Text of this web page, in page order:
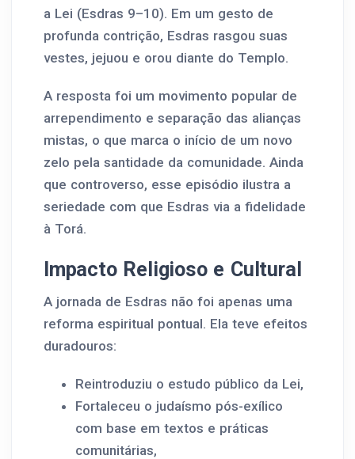
a Lei (Esdras 9–10). Em um gesto de
profunda contrição, Esdras rasgou suas
vestes, jejuou e orou diante do Templo.
A resposta foi um movimento popular de
arrependimento e separação das alianças
mistas, o que marca o início de um novo
zelo pela santidade da comunidade. Ainda
que controverso, esse episódio ilustra a
seriedade com que Esdras via a fidelidade
à Torá.
Impacto Religioso e Cultural
A jornada de Esdras não foi apenas uma
reforma espiritual pontual. Ela teve efeitos
duradouros:
Reintroduziu o estudo público da Lei,
Fortaleceu o judaísmo pós-exílico
com base em textos e práticas
comunitárias,